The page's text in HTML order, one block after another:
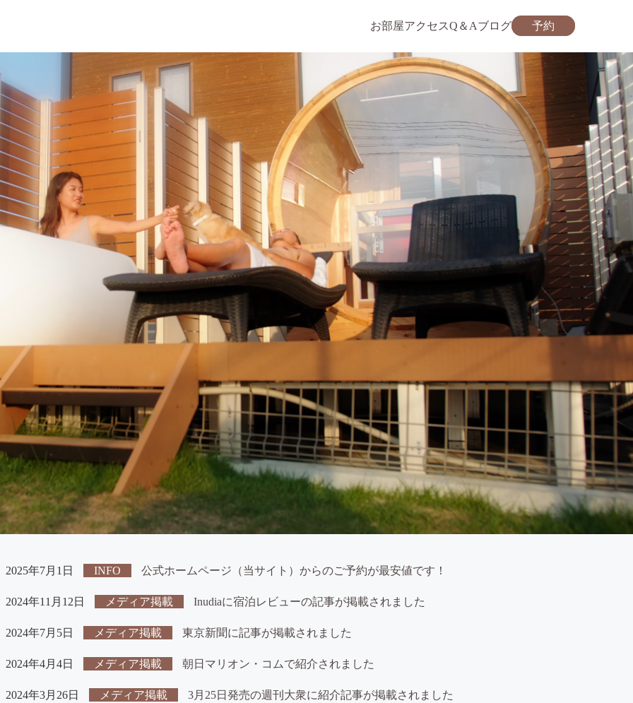
お部屋アクセスQ＆Aブログ 予約
2025年7月1日 INFO 公式ホームページ（当サイト）からのご予約が最安値です！
2024年11月12日 メディア掲載 Inudiaに宿泊レビューの記事が掲載されました
2024年7月5日 メディア掲載 東京新聞に記事が掲載されました
2024年4月4日 メディア掲載 朝日マリオン・コムで紹介されました
2024年3月26日 メディア掲載 3月25日発売の週刊大衆に紹介記事が掲載されました